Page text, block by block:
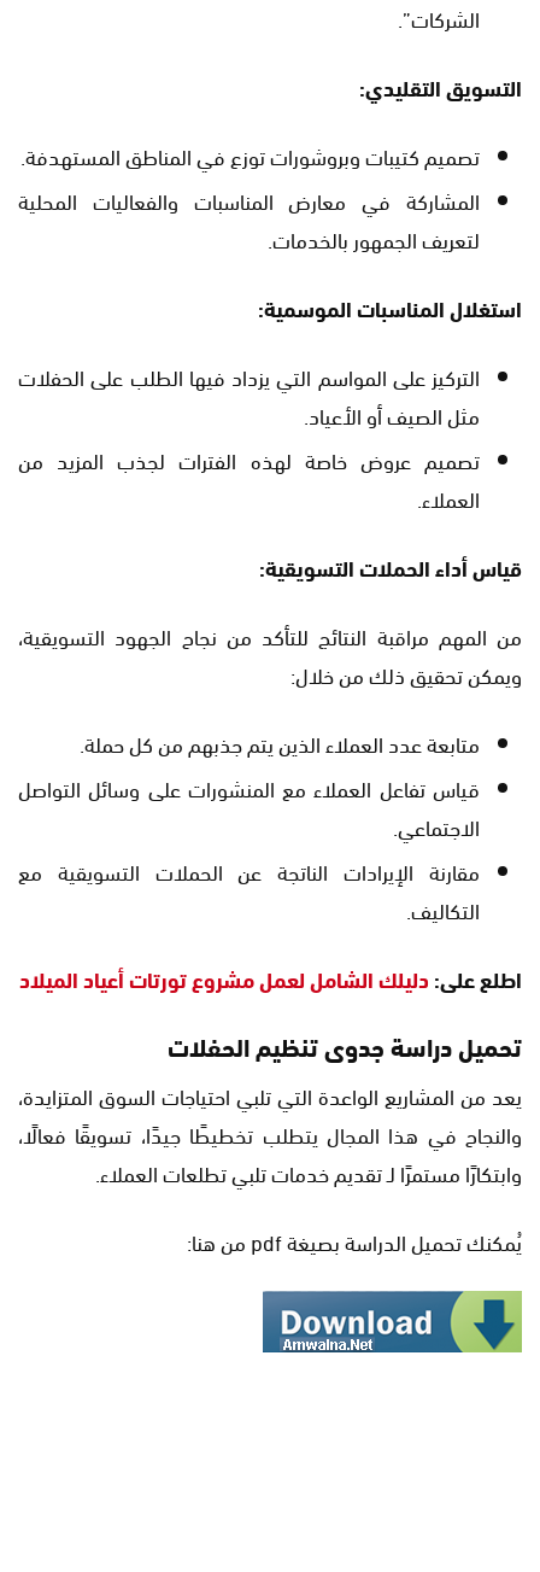
الشركات”.
التسويق التقليدي:
تصميم كتيبات وبروشورات توزع في المناطق المستهدفة.
المشاركة في معارض المناسبات والفعاليات المحلية
لتعريف الجمهور بالخدمات.
استغلال المناسبات الموسمية:
التركيز على المواسم التي يزداد فيها الطلب على الحفلات
مثل الصيف أو الأعياد.
تصميم عروض خاصة لهذه الفترات لجذب المزيد من
العملاء.
قياس أداء الحملات التسويقية:
من المهم مراقبة النتائج للتأكد من نجاح الجهود التسويقية،
ويمكن تحقيق ذلك من خلال:
متابعة عدد العملاء الذين يتم جذبهم من كل حملة.
قياس تفاعل العملاء مع المنشورات على وسائل التواصل
الاجتماعي.
مقارنة الإيرادات الناتجة عن الحملات التسويقية مع
التكاليف.
اطلع على:دليلك الشامل لعمل مشروع تورتات أعياد الميلاد
تحميل دراسة جدوى تنظيم الحفلات
يعد من المشاريع الواعدة التي تلبي احتياجات السوق المتزايدة،
والنجاح في هذا المجال يتطلب تخطيطًا جيدًا، تسويقًا فعالًا،
وابتكارًا مستمرًا لـ تقديم خدمات تلبي تطلعات العملاء.
يُمكنك تحميل الدراسة بصيغة pdf من هنا: